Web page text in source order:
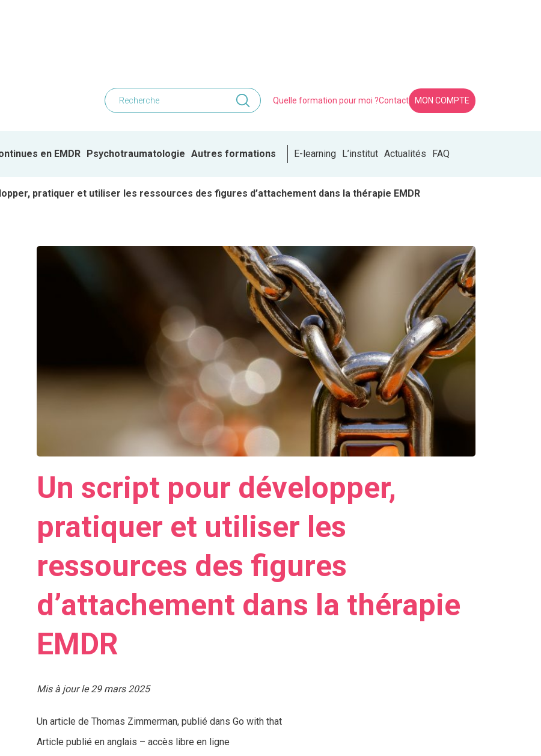
Quelle formation pour moi ?Contact MON COMPTE
en EMDR Psychotraumatologie Autres formations E-learning L’institut Actualités FAQ
pratiquer et utiliser les ressources des figures d’attachement dans la thérapie EMDR
Un script pour développer,
pratiquer et utiliser les
ressources des figures
d’attachement dans la thérapie
EMDR
Mis à jour le 29 mars 2025
Un article de Thomas Zimmerman, publié dans Go with that
Article publié en anglais – accès libre en ligne